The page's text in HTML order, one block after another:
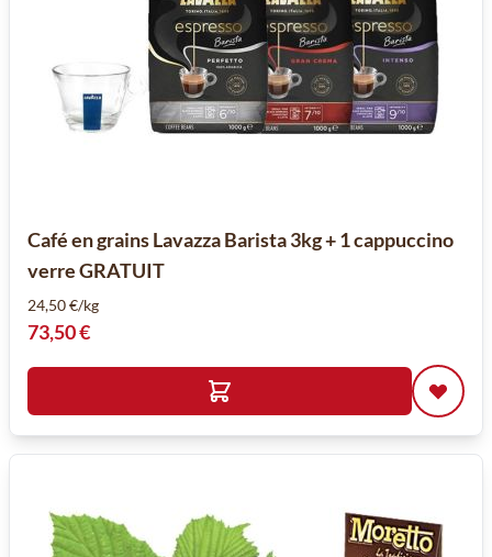
Café en grains Lavazza Barista 3kg + 1 cappuccino
verre GRATUIT
24,50 €/kg
73,50 €